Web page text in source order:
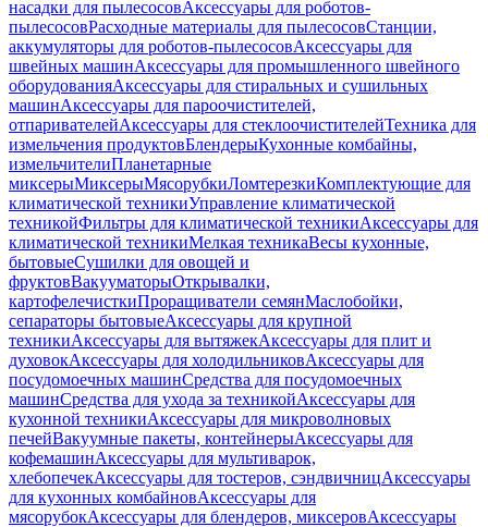
насадки для пылесосовАксессуары для роботов-
пылесосовРасходные материалы для пылесосовСтанции,
аккумуляторы для роботов-пылесосовАксессуары для
швейных машинАксессуары для промышленного швейного
оборудованияАксессуары для стиральных и сушильных
машинАксессуары для пароочистителей,
отпаривателейАксессуары для стеклоочистителейТехника для
измельчения продуктовБлендерыКухонные комбайны,
измельчителиПланетарные
миксерыМиксерыМясорубкиЛомтерезкиКомплектующие для
климатической техникиУправление климатической
техникойФильтры для климатической техникиАксессуары для
климатической техникиМелкая техникаВесы кухонные,
бытовыеСушилки для овощей и
фруктовВакууматорыОткрывалки,
картофелечисткиПроращиватели семянМаслобойки,
сепараторы бытовыеАксессуары для крупной
техникиАксессуары для вытяжекАксессуары для плит и
духовокАксессуары для холодильниковАксессуары для
посудомоечных машинСредства для посудомоечных
машинСредства для ухода за техникойАксессуары для
кухонной техникиАксессуары для микроволновых
печейВакуумные пакеты, контейнерыАксессуары для
кофемашинАксессуары для мультиварок,
хлебопечекАксессуары для тостеров, сэндвичницАксессуары
для кухонных комбайновАксессуары для
мясорубокАксессуары для блендеров, миксеровАксессуары